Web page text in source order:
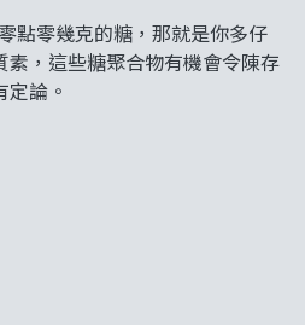
點零幾克的糖，那就是你多仔
，這些糖聚合物有機會令陳存
論。